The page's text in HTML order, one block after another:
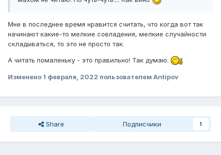
Мне в последнее время нравится считать, что когда вот так
начинают какие-то мелкие совпадения, мелкие случайности
складываться, то это не просто так.
А читать помаленьку - это правильно! Так думаю.
Изменено 1 февраля, 2022 пользователем Antipov
Share Подписчики 1